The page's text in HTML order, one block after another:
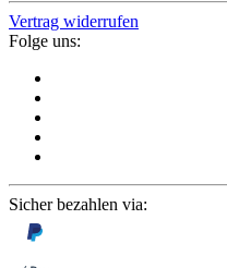
Vertrag widerrufen
Folge uns:
Sicher bezahlen via: